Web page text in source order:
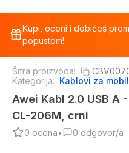
Kupi, oceni i dobićeš
popustom!
Šifra proizvoda:
Kategorija: Kablovi za
Awei Kabl 2.0 USB A
CL-206M, crni
0 ocena• 0 odgovor/a